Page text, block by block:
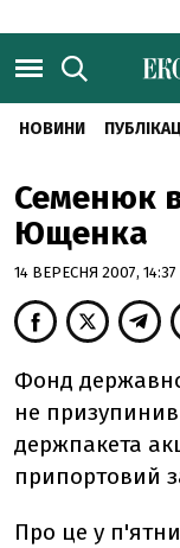
НОВИНИ
Семенюк
Ющенка
14 ВЕРЕСНЯ 2007, 14:37
Фонд
не призупинив
держпакета
припортовий
Про це у